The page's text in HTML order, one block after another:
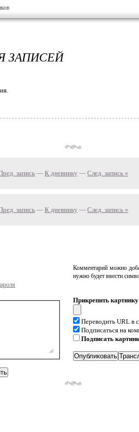
ЗАПИСЕЙ
запись— К дневнику — След. запись »
запись— К дневнику — След. запись »
Комментарий можно
нужно будет ввести
Прикрепить
Переводить URL в
Подписаться на
Подписать